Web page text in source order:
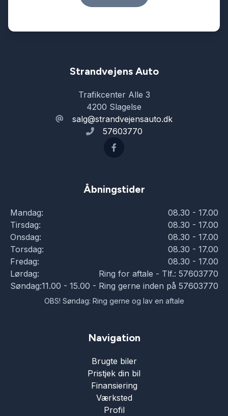
Strandvejens Auto
Trafikcenter Alle 3
4200 Slagelse
salg@strandvejensauto.dk
57603770
Åbningstider
Mandag:
08.30 - 17.00
Tirsdag:
08.30 - 17.00
Onsdag:
08.30 - 17.00
Torsdag:
08.30 - 17.00
Fredag:
08.30 - 17.00
Lørdag:
Ring for aftale - Tlf.: 57603770
Søndag:11.00 - 15.00 - Ring gerne inden på 57603770
OBS! Søndag: Ring gerne og lav en aftale
Navigation
Brugte biler
Pristjek din bil
Finansiering
Værksted
Profil